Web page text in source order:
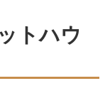
トハウ